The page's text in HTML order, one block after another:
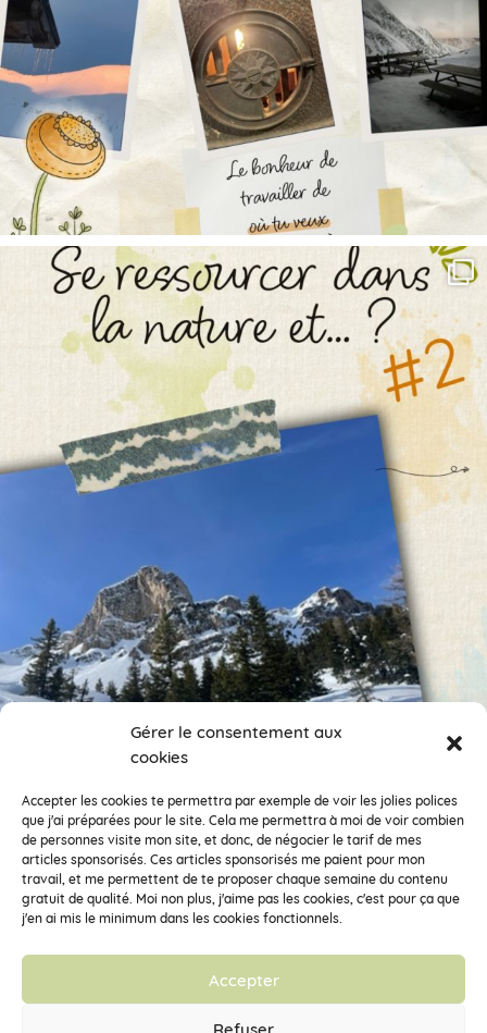
Gérer le consentement aux
cookies
Accepter les cookies te permettra par exemple de voir les jolies polices
que j'ai préparées pour le site. Cela me permettra à moi de voir combien
de personnes visite mon site, et donc, de négocier le tarif de mes
articles sponsorisés. Ces articles sponsorisés me paient pour mon
travail, et me permettent de te proposer chaque semaine du contenu
gratuit de qualité. Moi non plus, j'aime pas les cookies, c'est pour ça que
j'en ai mis le minimum dans les cookies fonctionnels.
Accepter
Refuser
Encore des photos !
Clémentine la Mandarine fait partie de la Coopérative d’Activités et
d’EmploiVecteur Activités
33 rue des déportés du 11 novembre 1943, 38100 Grenoble – SARL
SCOP à capital variable – RCS de Grenoble 448 355 156 – SIRET 448
Conditions générales de vente